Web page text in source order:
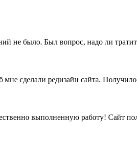
не было. Был вопрос, надо ли
сделали редизайн сайта.
выполненную работу! Сайт